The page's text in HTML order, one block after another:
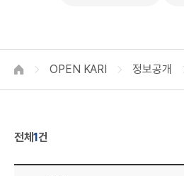
A
HOME OPEN KARI 정보공개
전체1건